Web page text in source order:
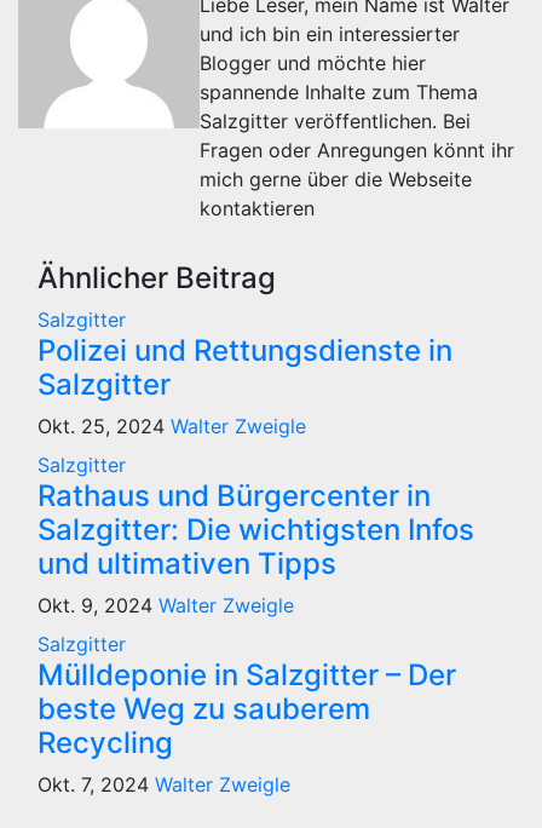
Liebe Leser, mein Name ist Walter
und ich bin ein interessierter
Blogger und möchte hier
spannende Inhalte zum Thema
Salzgitter veröffentlichen. Bei
Fragen oder Anregungen könnt ihr
mich gerne über die Webseite
kontaktieren
Ähnlicher Beitrag
Salzgitter
Polizei und Rettungsdienste in
Salzgitter
Okt. 25, 2024 Walter Zweigle
Salzgitter
Rathaus und Bürgercenter in
Salzgitter: Die wichtigsten Infos
und ultimativen Tipps
Okt. 9, 2024 Walter Zweigle
Salzgitter
Mülldeponie in Salzgitter – Der
beste Weg zu sauberem
Recycling
Okt. 7, 2024 Walter Zweigle